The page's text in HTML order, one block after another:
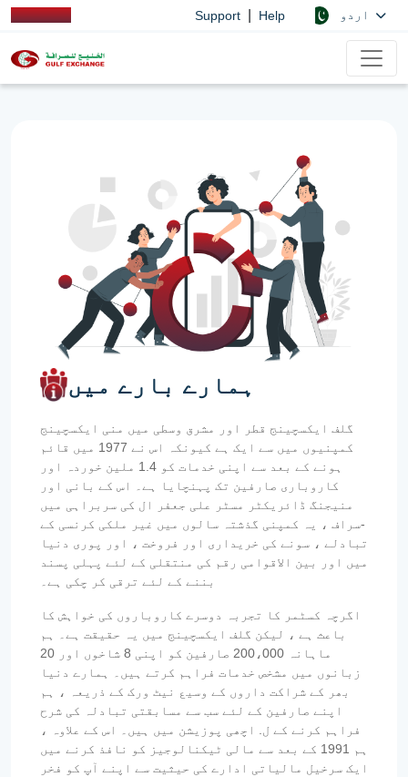
Support Help
ہمارے بارے میں
گلف ایکسچینج قطر اور مشرق وسطی میں منی ایکسچینج
کمپنیوں میں سے ایک ہے کیونکہ اس نے 1977 میں قائم
ہونے کے بعد سے اپنی خدمات کو 1.4 ملین خوردہ اور
کاروباری صارفین تک پہنچایا ہے۔ اس کے بانی اور
منیجنگ ڈائریکٹر مسٹر علی جعفر ال کی سربراہی میں
-سراف ، یہ کمپنی گذشتہ سالوں میں غیر ملکی کرنسی کے
تبادلے ، سونے کی خریداری اور فروخت ، اور پوری دنیا
میں اور بین الاقوامی رقم کی منتقلی کے لئے پہلی پسند
بننے کے لئے ترقی کر چکی ہے۔
اگرچہ کسٹمر کا تجربہ دوسرے کاروباروں کی خواہش کا
باعث ہے ، لیکن گلف ایکسچینج میں یہ حقیقت ہے۔ ہم
ماہانہ 200،000 صارفین کو اپنی 8 شاخوں اور 20
زبانوں میں مشخص خدمات فراہم کرتے ہیں۔ ہمارے دنیا
بھر کے شراکت داروں کے وسیع نیٹ ورک کے ذریعہ ، ہم
اپنے صارفین کے لئے سب سے مسابقتی تبادلہ کی شرح
فراہم کرنے کے ل. اچھی پوزیشن میں ہیں۔ اس کے علاوہ ،
ہم 1991 کے بعد سے مالی ٹیکنالوجیز کو نافذ کرنے میں
ایک سرخیل مالیاتی ادارے کی حیثیت سے اپنے آپ کو فخر